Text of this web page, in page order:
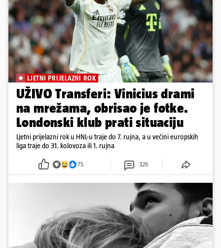
LJETNI PRIJELAZNI ROK
UŽIVO Transferi: Vinicius drami
na mrežama, obrisao je fotke.
Londonski klub prati situaciju
Ljetni prijelazni rok u HNL-u traje do 7. rujna, a u većini europskih
liga traje do 31. kolovoza ili 1. rujna
75 326